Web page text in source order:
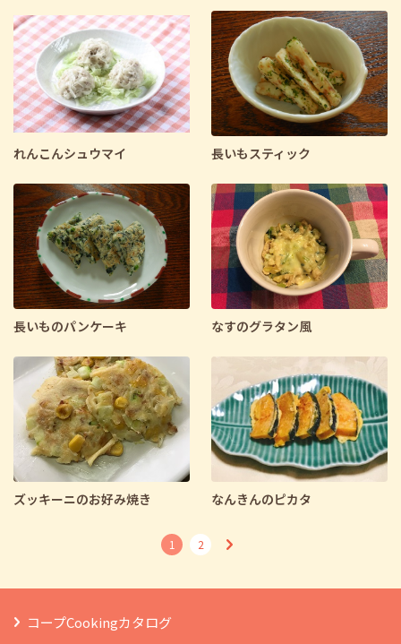
れんこんシュウマイ 長いもスティック
長いものパンケーキ なすのグラタン風
ズッキーニのお好み焼き なんきんのピカタ
1 2
コープCookingカタログ